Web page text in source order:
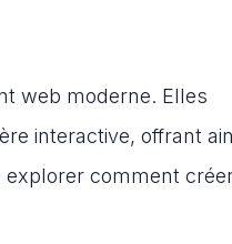
web moderne. Elles
interactive, offrant
explorer comment